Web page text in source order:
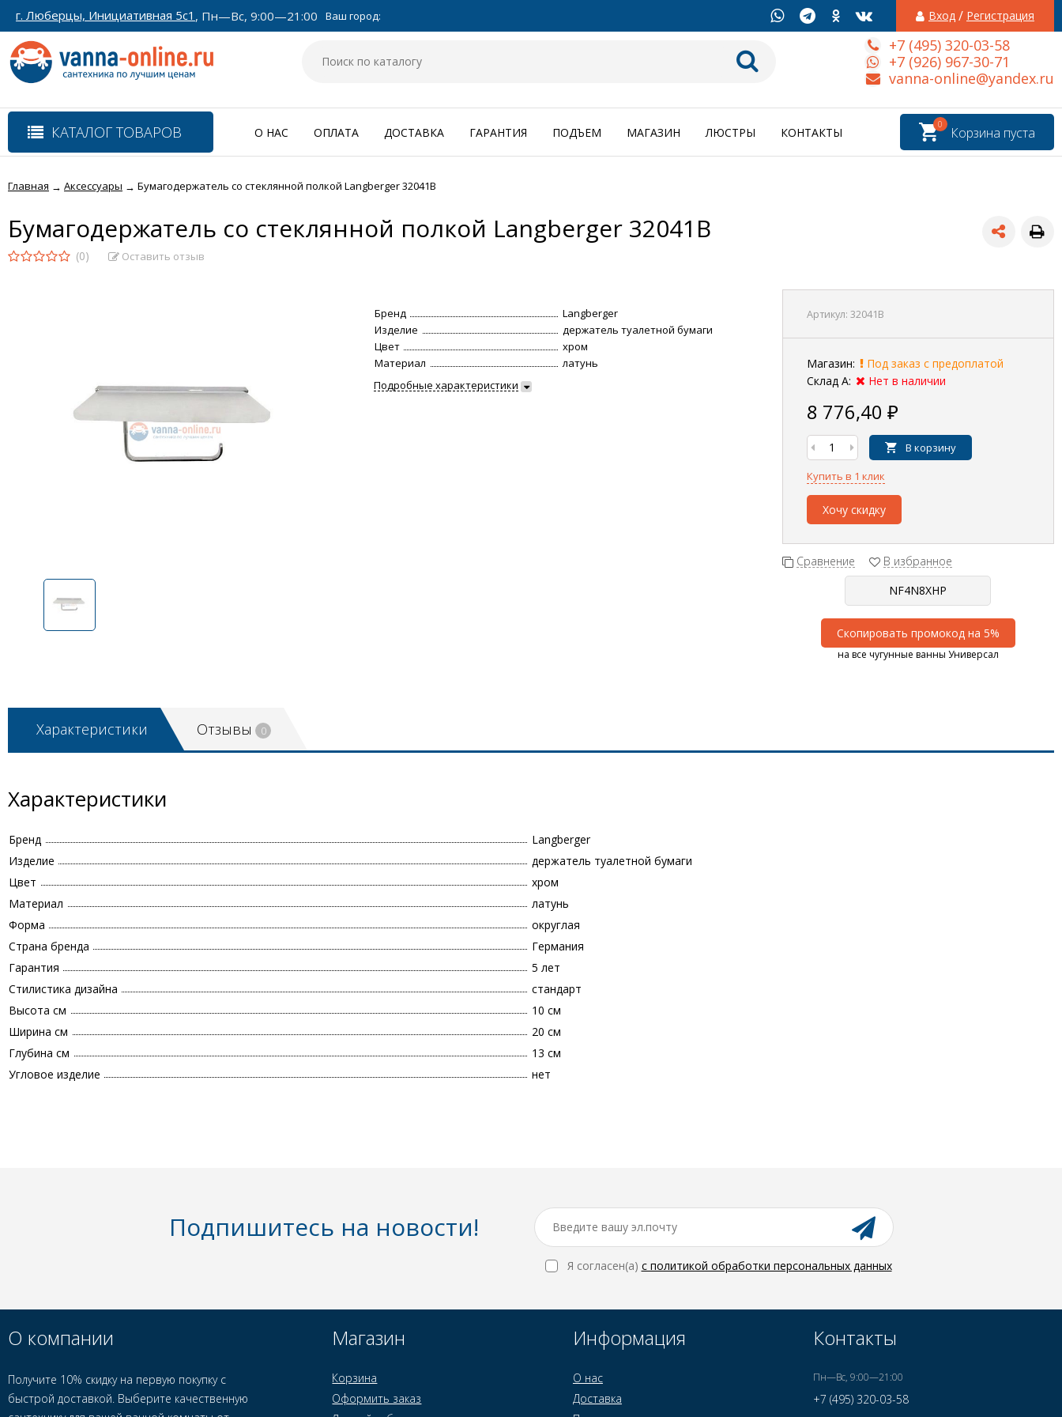
г. Люберцы, Инициативная 5с1 , Пн—Вс, 9:00—21:00 Ваш город: Вход / Регистрация
+7 (495) 320-03-58
+7 (926) 967-30-71
vanna-online@yandex.ru
КАТАЛОГ ТОВАРОВ Корзина пуста
0
О НАС ОПЛАТА ДОСТАВКА ГАРАНТИЯ ПОДЪЕМ МАГАЗИН ЛЮСТРЫ КОНТАКТЫ
Главная → Аксессуары → Бумагодержатель со стеклянной полкой Langberger 32041B
Бумагодержатель со стеклянной полкой Langberger 32041B
(0) Оставить отзыв
Артикул: 32041B
Магазин:
Под заказ с предоплатой
Склад А:
Нет в наличии
8 776,40 ₽
В корзину
Купить в 1 клик
Хочу скидку
Сравнение В избранное
Скопировать промокод на 5%
на все чугунные ванны Универсал
Бренд
Langberger
Изделие
держатель туалетной бумаги
Цвет
хром
Материал
латунь
Подробные характеристики
Характеристики Отзывы 0
Характеристики
Бренд
Langberger
Изделие
держатель туалетной бумаги
Цвет
хром
Материал
латунь
Форма
округлая
Страна бренда
Германия
Гарантия
5 лет
Стилистика дизайна
стандарт
Высота см
10 см
Ширина см
20 см
Глубина см
13 см
Угловое изделие
нет
Подпишитесь на новости!
Я согласен(a) с политикой обработки персональных данных
О компании
Получите 10% скидку на первую покупку с
быстрой доставкой. Выберите качественную
Магазин
Корзина
Оформить заказ
Информация
О нас
Доставка
Контакты
Пн—Вс, 9:00—21:00
+7 (495) 320-03-58